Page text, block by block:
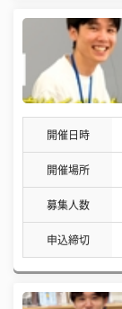
開催日時
開催場所
募集人数
申込締切